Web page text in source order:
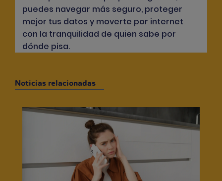
puedes navegar más seguro, proteger
mejor tus datos y moverte por internet
con la tranquilidad de quien sabe por
dónde pisa.
Noticias relacionadas